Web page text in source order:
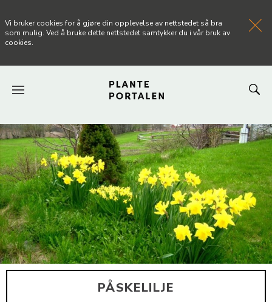
FORSIDEN
NYHETER
ARTIKLER
OM PLANTEPORTALEN
KONTAKT
Vi bruker cookies for å gjøre din opplevelse av nettstedet så bra
som mulig. Ved å bruke dette nettstedet samtykker du i vår bruk av
cookies.
PÅSKELILJE